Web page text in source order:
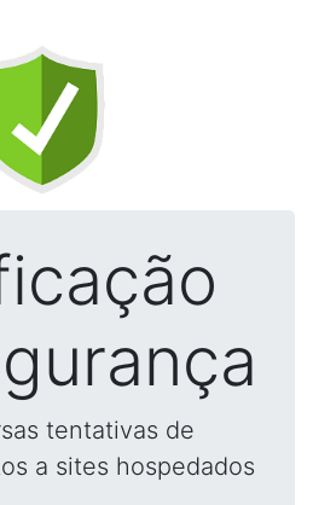
tentativas de
a sites hospedados